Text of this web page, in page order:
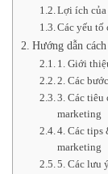
Lợi ích của
Các yếu tố
Hướng dẫn
1. Giới
2. Các
3. Các tiêu
marketing
4. Các tips
marketing
5. Các lưu